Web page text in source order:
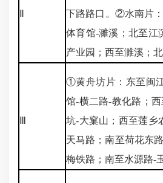
下路路口。②水南片
体育馆-濉溪；北至
产业园；西至濉溪；
①黄舟坊片：东至闽
馆-横二路-教化路；
坑-大窠山；西至莲
天马路；南至荷花东
梅铁路；南至水源路-